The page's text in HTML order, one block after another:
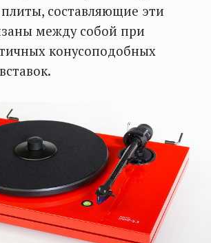
плиты, составляющие эти
между собой при
конусоподобных